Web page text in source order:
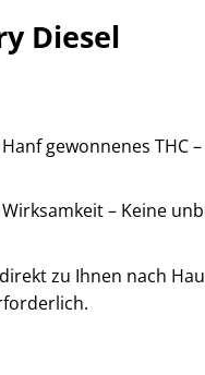
Diesel
gewonnenes THC
– Keine
zu Ihnen nach